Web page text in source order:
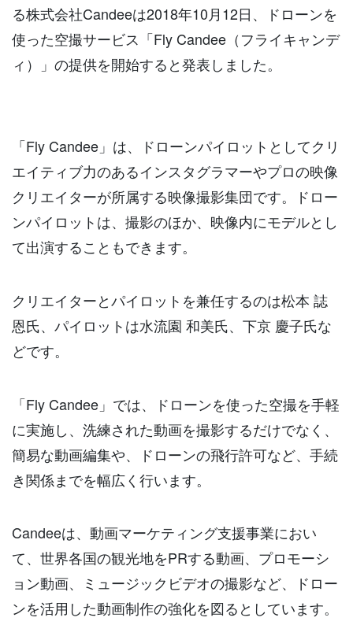
る株式会社Candeeは2018年10月12日、ドローンを
使った空撮サービス「Fly Candee （フライキャンデ
ィ）」の提供を開始すると発表しました。
「Fly Candee 」は、ドローンパイロットとしてクリ
エイティブ力のあるインスタグラマーやプロの映像
クリエイターが所属する映像撮影集団です。ドロー
ンパイロットは、撮影のほか、映像内にモデルとし
て出演することもできます。
クリエイターとパイロットを兼任するのは松本 誌
恩氏、パイロットは水流園 和美氏、下京 慶子氏な
どです。
「Fly Candee 」では、ドローンを使った空撮を手軽
に実施し、洗練された動画を撮影するだけでなく、
簡易な動画編集や、ドローンの飛行許可など、手続
き関係までを幅広く行います。
Candeeは、動画マーケティング支援事業におい
て、世界各国の観光地をPRする動画、プロモーシ
ョン動画、ミュージックビデオの撮影など、ドロー
ンを活用した動画制作の強化を図るとしています。